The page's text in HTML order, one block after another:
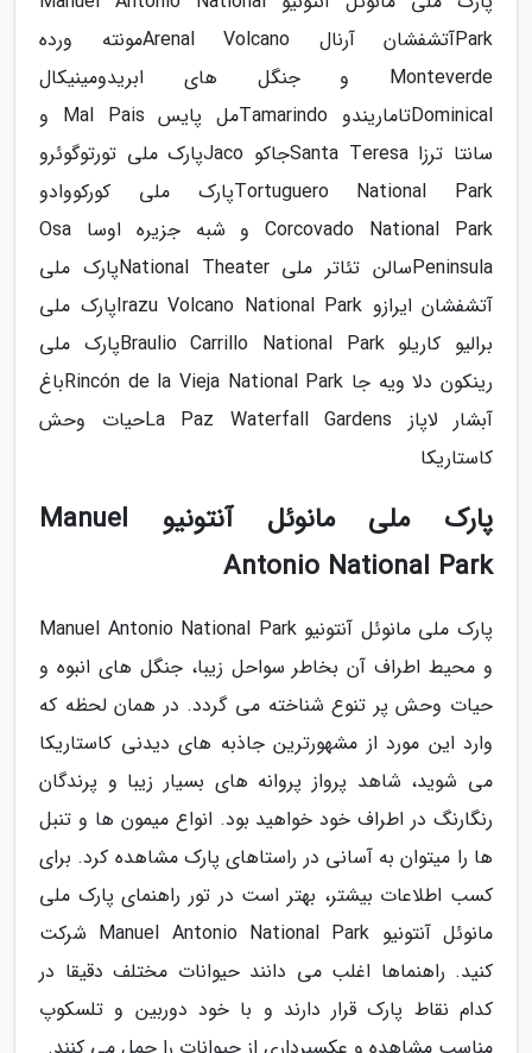
Parkآتشفشان آرنال Arenal Volcanoمونته ورده
Monteverde و جنگل های ابریدومینیکال
Dominicalتاماریندو Tamarindoمل پایس Mal Pais و
سانتا ترزا Santa Teresaجاکو Jacoپارک ملی تورتوگوئرو
Tortuguero National Parkپارک ملی کورکووادو
Corcovado National Park و شبه جزیره اوسا Osa
Peninsulaسالن تئاتر ملی National Theaterپارک ملی
آتشفشان ایرازو Irazu Volcano National Parkپارک ملی
برالیو کاریلو Braulio Carrillo National Parkپارک ملی
رینکون دلا ویه جا Rincón de la Vieja National Parkباغ
آبشار لاپاز La Paz Waterfall Gardensحیات وحش
کاستاریکا
پارک ملی مانوئل آنتونیو Manuel
Antonio National Park
پارک ملی مانوئل آنتونیو Manuel Antonio National Park
و محیط اطراف آن بخاطر سواحل زیبا، جنگل های انبوه و
حیات وحش پر تنوع شناخته می گردد. در همان لحظه که
وارد این مورد از مشهورترین جاذبه های دیدنی کاستاریکا
می شوید، شاهد پرواز پروانه های بسیار زیبا و پرندگان
رنگارنگ در اطراف خود خواهید بود. انواع میمون ها و تنبل
ها را میتوان به آسانی در راستاهای پارک مشاهده کرد. برای
کسب اطلاعات بیشتر، بهتر است در تور راهنمای پارک ملی
مانوئل آنتونیو Manuel Antonio National Park شرکت
کنید. راهنماها اغلب می دانند حیوانات مختلف دقیقا در
کدام نقاط پارک قرار دارند و با خود دوربین و تلسکوپ